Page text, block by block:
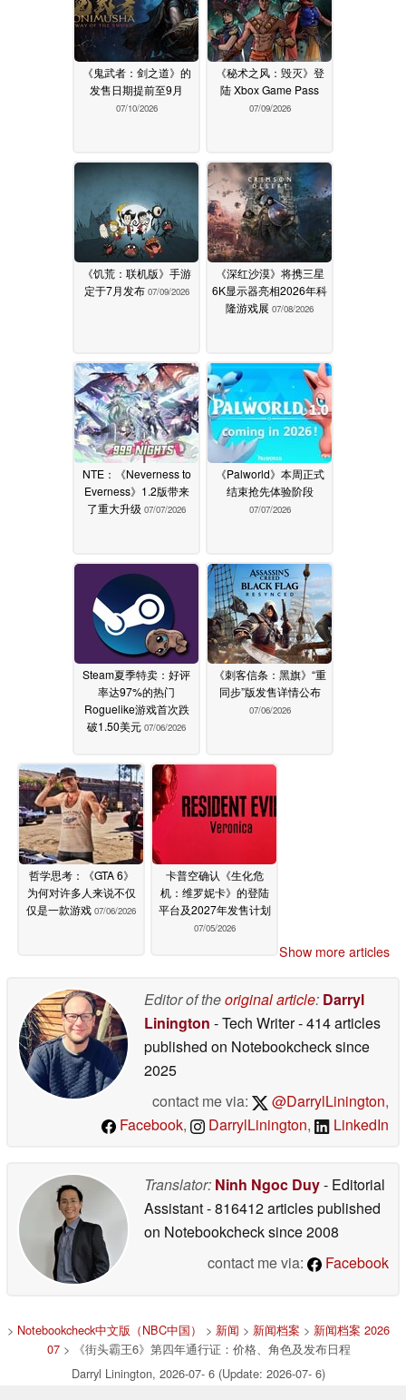
《鬼武者：剑之道》的
发售日期提前至9月
07/10/2026
《秘术之风：毁灭》登
陆 Xbox Game Pass
07/09/2026
《饥荒：联机版》手游
定于7月发布 07/09/2026
《深红沙漠》将携三星
6K显示器亮相2026年科
隆游戏展 07/08/2026
NTE：《Neverness to
Everness》1.2版带来
了重大升级 07/07/2026
《Palworld》本周正式
结束抢先体验阶段
07/07/2026
Steam夏季特卖：好评
率达97%的热门
Roguelike游戏首次跌
破1.50美元 07/06/2026
《刺客信条：黑旗》“重
同步”版发售详情公布
07/06/2026
哲学思考：《GTA 6》
为何对许多人来说不仅
仅是一款游戏 07/06/2026
卡普空确认《生化危
机：维罗妮卡》的登陆
平台及2027年发售计划
07/05/2026
Show more articles
Editor of theoriginal article: Darryl
Linington - Tech Writer- 414 articles
published on Notebookchecksince
2025
contact me via:
@DarrylLinington,
Facebook, DarrylLinington, LinkedIn
Translator: Ninh Ngoc Duy- Editorial
Assistant- 816412 articles published
on Notebookchecksince 2008
contact me via:
Facebook
> Notebookcheck中文版（NBC中国） > 新闻 > 新闻档案 > 新闻档案 2026
07> 《街头霸王6》第四年通行证：价格、角色及发布日程
Darryl Linington, 2026-07- 6 (Update: 2026-07- 6)